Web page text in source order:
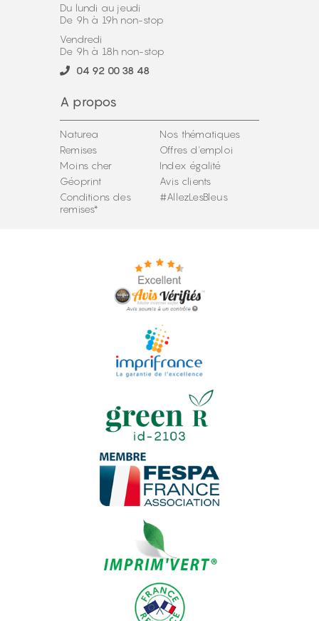
Du lundi au jeudi
De 9h à 19h non-stop
Vendredi
De 9h à 18h non-stop
04 92 00 38 48
A propos
Naturea
Remises
Moins cher
Géoprint
Conditions des
remises*
Nos thématiques
Offres d'emploi
Index égalité
Avis clients
#AllezLesBleus